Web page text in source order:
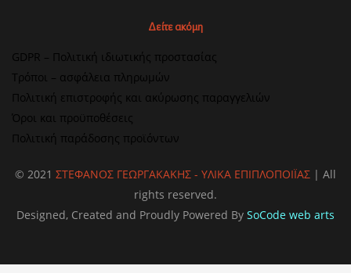
Δείτε ακόμη
GDPR – Πολιτική ιδιωτικής προστασίας
Τρόποι – ασφάλεια πληρωμών
Πολιτική επιστροφής και ακύρωσης παραγγελιών
Όροι και προϋποθέσεις
Πολιτική παράδοσης προϊόντων
© 2021 ΣΤΕΦΑΝΟΣ ΓΕΩΡΓΑΚΑΚΗΣ - ΥΛΙΚΑ ΕΠΙΠΛΟΠΟΙΪΑΣ | All
rights reserved.
Designed, Created and Proudly Powered By SoCode web arts